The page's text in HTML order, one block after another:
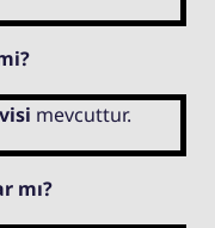
mevcuttur.
mı?